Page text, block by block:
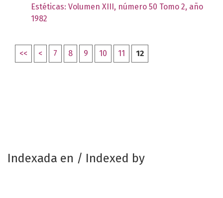
Estéticas: Volumen XIII, número 50 Tomo 2, año
1982
<< < 7 8 9 10 11 12
Indexada en / Indexed by